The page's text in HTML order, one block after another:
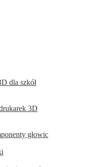
dla szkół
3D
głowic